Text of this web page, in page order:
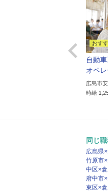
なクリニックで朝食作
自動
オペ
広島市
時給

同じ
広島県
竹原市
中区×
府中市
東区×